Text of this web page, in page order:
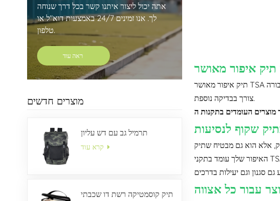
אתה יכול ליצור איתנו קשר בכל דרך שנוחה
לך. אנו זמינים 24/7 באמצעות דוא"ל או
טלפון.
ראה עוד
מוצרים חדשים
תרמיל גב עם דש עליון
תיק קוסמטיקה רשת דו שכבתי
תיק איפור מאושר TSA עומד בדרישות האבטחה שנקבעו על ידי מינהל האבטחה של התחבורה (TSA), ומאפשר לו לעבור דרך אבטחת נמל התעופה ללא
צורך בבדיקה נוספת.
אלא הוא גם מבטיח שתיק
האיפור שלך עומד בתקני TSA. המשמעות היא שאין בדיקות נוספות באבטחה בשדה התעופה, מה שהופך את חווית הנסיעה שלך לחלקה ונוחה יותר.